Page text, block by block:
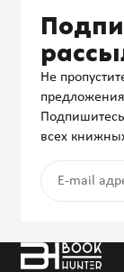
Не
всех